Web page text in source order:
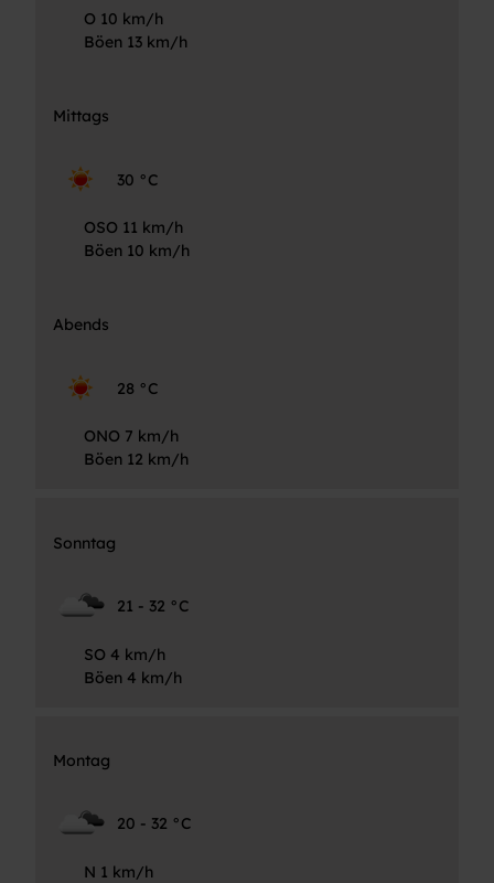
O 10 km/h
Böen 13 km/h
Mittags
30 °C
OSO 11 km/h
Böen 10 km/h
Abends
28 °C
ONO 7 km/h
Böen 12 km/h
Sonntag
21 - 32 °C
SO 4 km/h
Böen 4 km/h
Montag
20 - 32 °C
N 1 km/h